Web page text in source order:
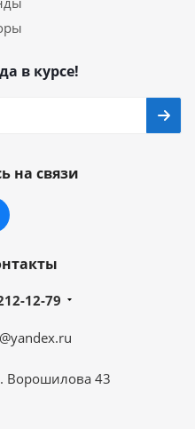
в курсе!
на связи
12-79
Ворошилова 43